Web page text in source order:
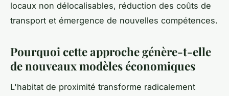
locaux non délocalisables, réduction des coûts de
transport et émergence de nouvelles compétences.
Pourquoi cette approche génère-t-elle
de nouveaux modèles économiques
L'habitat de proximité transforme radicalement